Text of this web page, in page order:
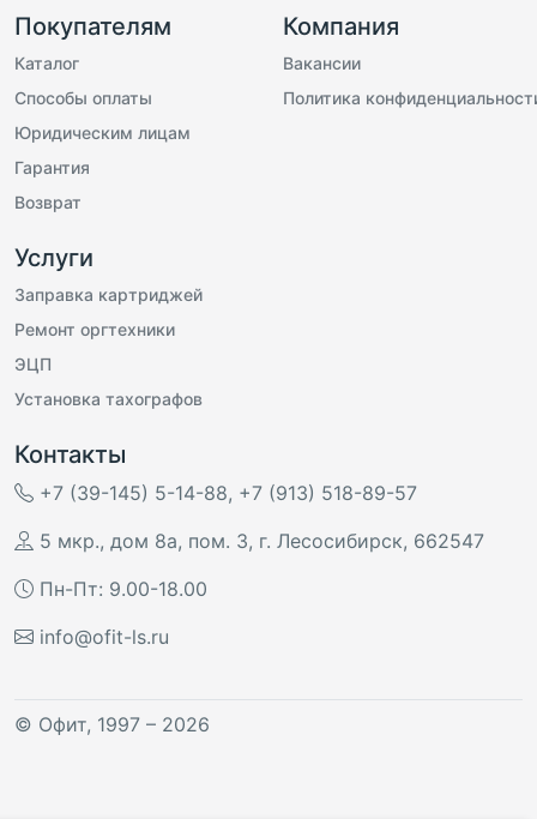
Покупателям
Каталог
Способы оплаты
Юридическим лицам
Гарантия
Возврат
Компания
Вакансии
Политика
Услуги
Заправка картриджей
Ремонт оргтехники
ЭЦП
Установка тахографов
Контакты
+7 (39-145) 5-14-88, +7 (913) 518-89-57
5 мкр., дом 8а, пом. 3, г. Лесосибирск, 662547
Пн-Пт: 9.00-18.00
info@ofit-ls.ru
© Офит, 1997 – 2026